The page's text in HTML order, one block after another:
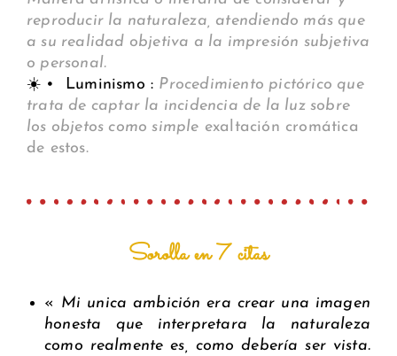
reproducir la naturaleza, atendiendo más que
a su realidad objetiva a la impresión subjetiva
o personal.
☀️ • Luminismo : Procedimiento pictórico que
trata de captar la incidencia de la luz sobre
los objetos como simple exaltación cromática
de estos.
Sorolla en 7 citas
« Mi unica ambición era crear una imagen
honesta que interpretara la naturaleza
como realmente es, como debería ser vista.